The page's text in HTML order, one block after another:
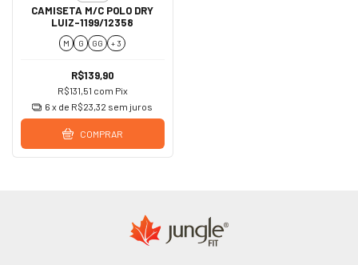
CAMISETA M/C POLO DRY
LUIZ-1199/12358
M G GG + 3
R$139,90
R$131,51 com Pix
6 x de R$23,32 sem juros
COMPRAR